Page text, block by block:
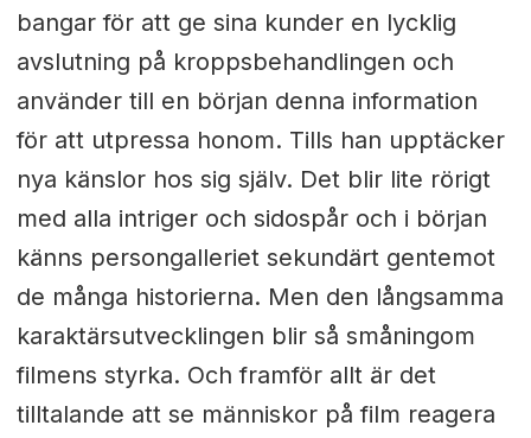
bangar för att ge sina kunder en lycklig
avslutning på kroppsbehandlingen och
använder till en början denna information
för att utpressa honom. Tills han upptäcker
nya känslor hos sig själv. Det blir lite rörigt
med alla intriger och sidospår och i början
känns persongalleriet sekundärt gentemot
de många historierna. Men den långsamma
karaktärsutvecklingen blir så småningom
filmens styrka. Och framför allt är det
tilltalande att se människor på film reagera